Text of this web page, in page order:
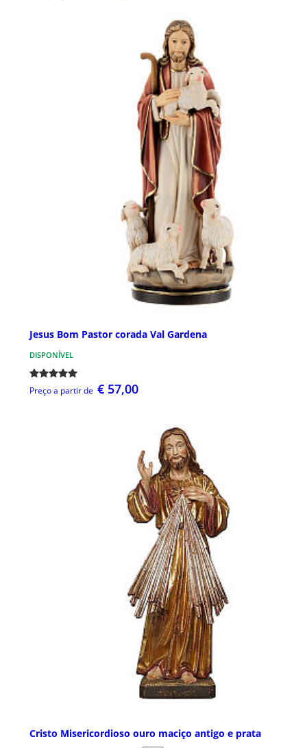
Jesus Bom Pastor corada Val Gardena
DISPONÍVEL
Preço a partir de € 57,00
Cristo Misericordioso ouro maciço antigo e prata